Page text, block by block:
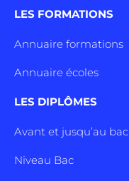
LES FORMATIONS
Annuaire formations
Annuaire écoles
LES DIPLÔMES
Avant et jusqu’au bac
Niveau Bac